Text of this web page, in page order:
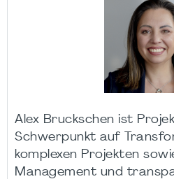
Alex Bruckschen ist
Schwerpunkt auf
komplexen Projekten
Management und